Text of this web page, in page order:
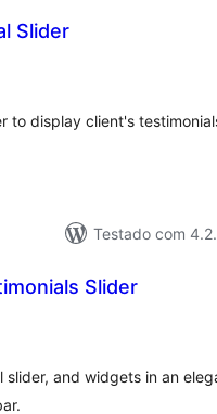
Slider
to display client's
Testado com
Slider
slider, and widgets in an